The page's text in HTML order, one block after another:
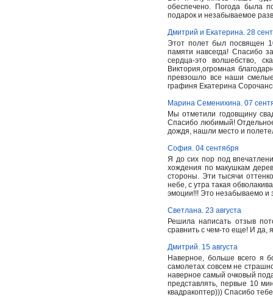
обеспечено. Погода была
подарок и незабываемое
Дмитрий и Екатерина. 28
Этот полет был посвящен
памяти навсегда! Спасибо
сердца-это волшебство,
Виктория,огромная
превзошло все наши
графиня Екатерина
Марина Семенихина. 07
Мы отметили годовщину
Спасибо любимый!
дождя, нашли место и
София. 04 сентября
Я до сих пор под
хождения по макушкам
стороны. Эти тысячи
небе, с утра такая
эмоции!!! Это незабываемо и
Светлана. 23 августа
Решила написать отзыв
сравнить с чем-то еще! И да,
Дмитрий. 15 августа
Наверное, больше всего я
самолетах совсем не
наверное самый очковый
представлять, первые 10
квадракоптер))) Спасибо